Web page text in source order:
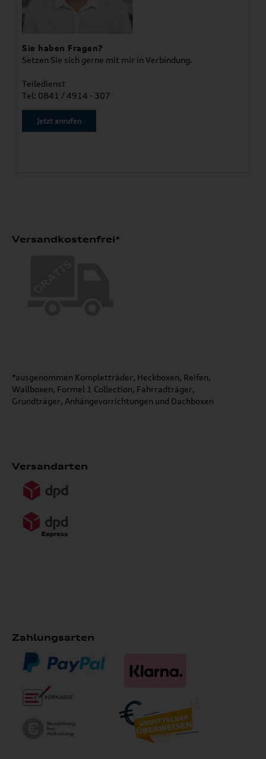
Sie haben Fragen?
Setzen Sie sich gerne mit mir in Verbindung.
Teiledienst
Tel: 0841 / 4914 - 307
Jetzt anrufen
Versandkostenfrei*
*ausgenommen Kompletträder, Heckboxen, Reifen,
Wallboxen, Formel 1 Collection, Fahrradträger,
Grundträger, Anhängevorrichtungen und Dachboxen
Versandarten
Zahlungsarten